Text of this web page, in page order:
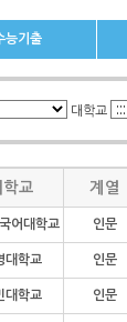
능기출
대학교
학교 계열
어대학교 인문
대학교 인문
대학교 인문